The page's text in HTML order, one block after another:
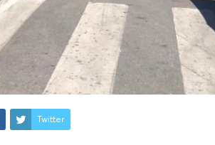
Twitter